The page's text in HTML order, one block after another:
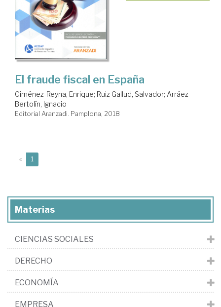
El fraude fiscal en España
Giménez-Reyna, Enrique; Ruiz Gallud, Salvador; Arráez
Bertolín, Ignacio
Editorial Aranzadi. Pamplona, 2018
« 1
Materias
CIENCIAS SOCIALES
DERECHO
ECONOMÍA
EMPRESA